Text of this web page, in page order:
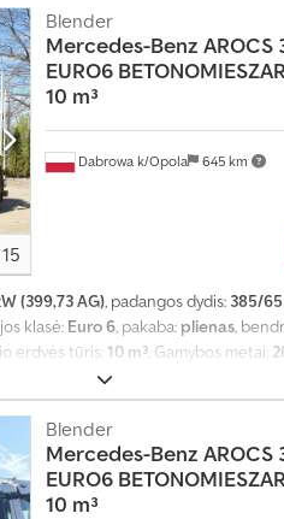
15
Dabrowa k/Opola 645 km
Blender
Mercedes-Benz AROCS
EURO6
10 m³
(399,73 AG), padangos dydis: 385/65
klasė: Euro 6, pakaba: plienas,
erdvės tūris:10 m³, Gamybos metai:
reguliavimas, elektriškai
Blender
Mercedes-Benz AROCS
EURO6
10 m³
T
r
a
n
s
p
o